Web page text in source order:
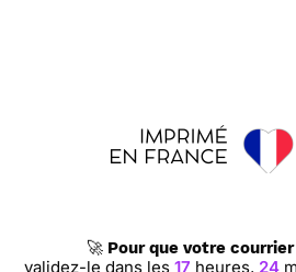
🚀 Pour que votre
validez-le dans les 17 heures, 24